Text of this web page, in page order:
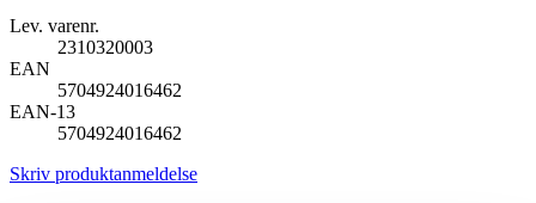
Lev. varenr.
2310320003
EAN
5704924016462
EAN-13
5704924016462
Skriv produktanmeldelse